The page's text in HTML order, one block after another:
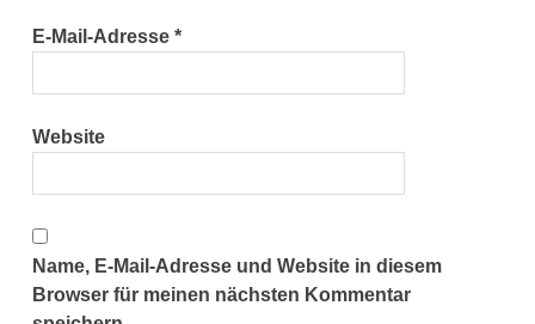
E-Mail-Adresse*
Website
Name, E-Mail-Adresse und Website in diesem
Browser für meinen nächsten Kommentar